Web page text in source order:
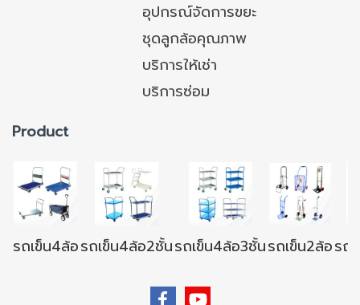
อุปกรณ์จัดการขยะ
ชุดลูกล้อคุณภาพ
บริการให้เช่า
บริการซ่อม
Product
รถเข็น4ล้อรถเข็น4ล้อ2ชั้นรถเข็น4ล้อ3ชั้นรถเข็น2ล้อรถ